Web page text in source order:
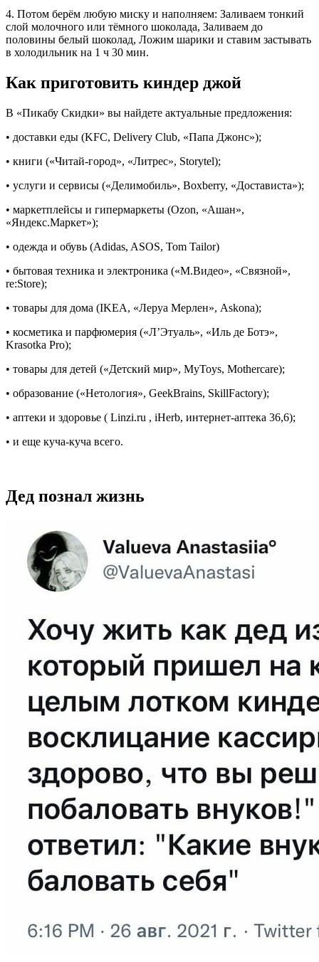
4. Потом берём любую миску и наполняем: Заливаем тонкий
слой молочного или тёмного шоколада, Заливаем до
половины белый шоколад, Ложим шарики и ставим застывать
в холодильник на 1 ч 30 мин.
Как приготовить киндер джой
В «Пикабу Скидки» вы найдете актуальные предложения:
• доставки еды (KFC, Delivery Club, «Папа Джонс»);
• книги («Читай-город», «Литрес», Storytel);
• услуги и сервисы («Делимобиль», Boxberry, «Достависта»);
• маркетплейсы и гипермаркеты (Ozon, «Ашан»,
«Яндекс.Маркет»);
• одежда и обувь (Adidas, ASOS, Tom Tailor)
• бытовая техника и электроника («М.Видео», «Связной»,
re:Store);
• товары для дома (IKEA, «Леруа Мерлен», Askona);
• косметика и парфюмерия («Л’Этуаль», «Иль де Ботэ»,
Krasotka Pro);
• товары для детей («Детский мир», MyToys, Mothercare);
• образование («Нетология», GeekBrains, SkillFactory);
• аптеки и здоровье ( Linzi.ru , iHerb, интернет-аптека 36,6);
• и еще куча-куча всего.
Дед познал жизнь